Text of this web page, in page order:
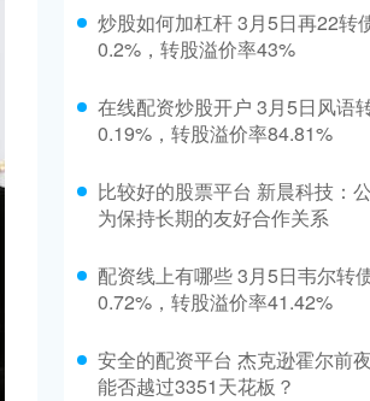
炒股如何加杠杆 3月5日再22转
0.2%，转股溢价率43%
在线配资炒股开户 3月5日风语
0.19%，转股溢价率84.81%
比较好的股票平台 新晨科技：
为保持长期的友好合作关系
配资线上有哪些 3月5日韦尔转
0.72%，转股溢价率41.42%
安全的配资平台 杰克逊霍尔前
能否越过3351天花板？